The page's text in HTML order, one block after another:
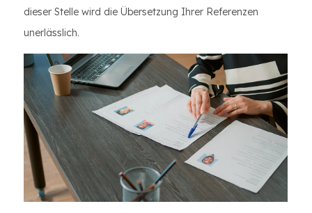
dieser Stelle wird die Übersetzung Ihrer Referenzen
unerlässlich.